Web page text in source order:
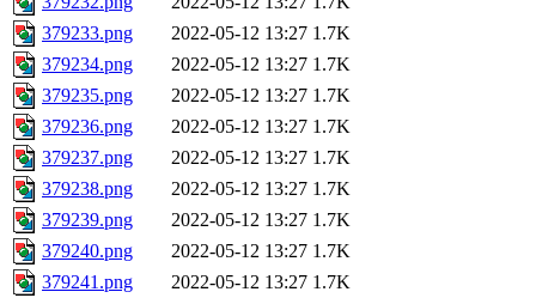
379233.png
2022-05-12 13:27 1.7K
379234.png
2022-05-12 13:27 1.7K
379235.png
2022-05-12 13:27 1.7K
379236.png
2022-05-12 13:27 1.7K
379237.png
2022-05-12 13:27 1.7K
379238.png
2022-05-12 13:27 1.7K
379239.png
2022-05-12 13:27 1.7K
379240.png
2022-05-12 13:27 1.7K
379241.png
2022-05-12 13:27 1.7K